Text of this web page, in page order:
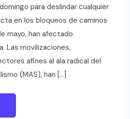
para deslindar cualquier
en los bloqueos de caminos
mayo, han afectado
Las movilizaciones,
afines al ala radical del
(MAS), han […]